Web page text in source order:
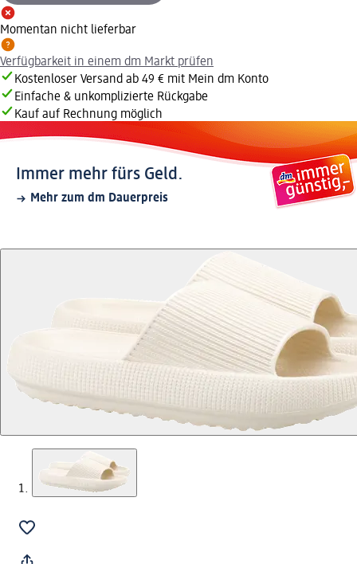
Momentan nicht lieferbar
Verfügbarkeit in einem dm Markt prüfen
Kostenloser Versand ab 49 € mit Mein dm Konto
Einfache & unkomplizierte Rückgabe
Kauf auf Rechnung möglich
Immer mehr fürs Geld.
Mehr zum dm Dauerpreis